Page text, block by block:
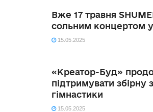
Вже 17 травня
сольним концертом у
15.05.2025
«Креатор-Буд»
підтримувати збірну
гімнастики
15.05.2025